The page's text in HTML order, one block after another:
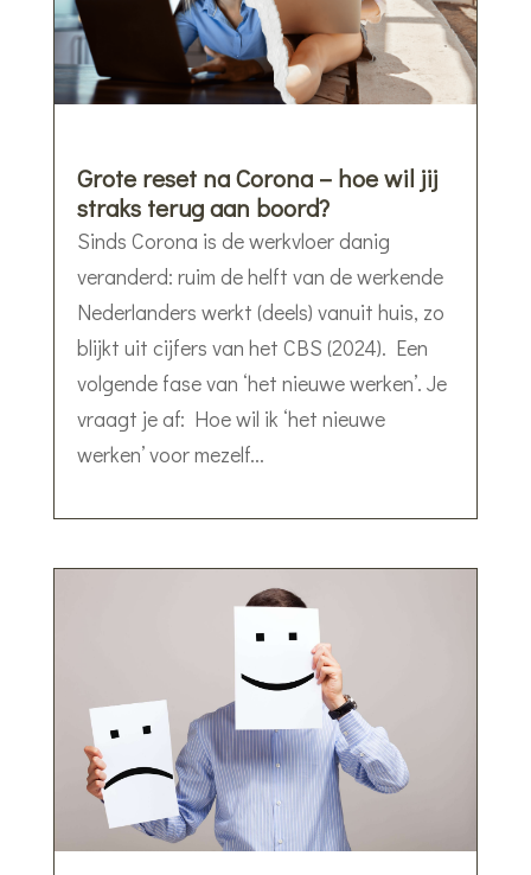
Grote reset na Corona – hoe wil jij
straks terug aan boord?
Sinds Corona is de werkvloer danig
veranderd: ruim de helft van de werkende
Nederlanders werkt (deels) vanuit huis, zo
blijkt uit cijfers van het CBS (2024). Een
volgende fase van ‘het nieuwe werken’. Je
vraagt je af: Hoe wil ik ‘het nieuwe
werken’ voor mezelf...